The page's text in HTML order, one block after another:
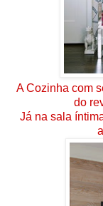
A Cozinha com
do
Já na sala